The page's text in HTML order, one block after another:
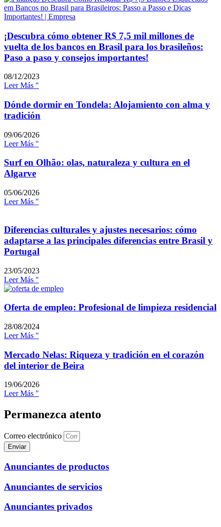
¡Descubra cómo obtener R$ 7,5 mil millones de
vuelta de los bancos en Brasil para los brasileños:
Paso a paso y consejos importantes!
08/12/2023
Leer Más "
Dónde dormir en Tondela: Alojamiento con alma y
tradición
09/06/2026
Leer Más "
Surf en Olhão: olas, naturaleza y cultura en el
Algarve
05/06/2026
Leer Más "
Diferencias culturales y ajustes necesarios: cómo
adaptarse a las principales diferencias entre Brasil y
Portugal
23/05/2023
Leer Más "
Oferta de empleo: Profesional de limpieza residencial
28/08/2024
Leer Más "
Mercado Nelas: Riqueza y tradición en el corazón
del interior de Beira
19/06/2026
Leer Más "
Permanezca atento
Correo electrónico
Enviar
Anunciantes de productos
Anunciantes de servicios
Anunciantes privados